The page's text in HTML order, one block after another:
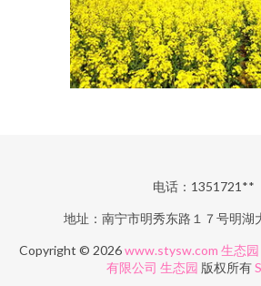
电话：1351721**
地址：南宁市明秀东路１７号明湖
Copyright © 2026www.stysw.com 生态园
有限公司 生态园 版权所有